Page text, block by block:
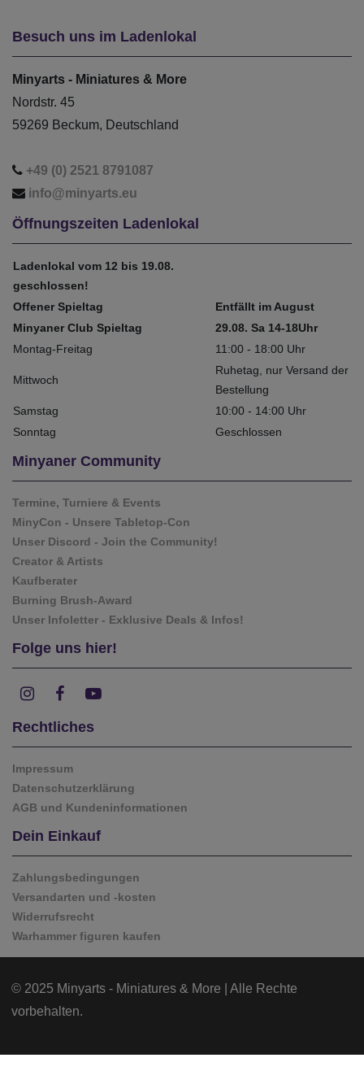
Besuch uns im Ladenlokal
Minyarts - Miniatures & More
Nordstr. 45
59269 Beckum, Deutschland
+49 (0) 2521 8791087
info@minyarts.eu
Öffnungszeiten Ladenlokal
Ladenlokal vom 12 bis 19.08.
geschlossen!
Offener Spieltag
Entfällt im August
Minyaner Club Spieltag
29.08. Sa 14-18Uhr
Montag-Freitag
11:00 - 18:00 Uhr
Mittwoch
Ruhetag, nur Versand der
Bestellung
Samstag
10:00 - 14:00 Uhr
Sonntag
Geschlossen
Minyaner Community
Termine, Turniere & Events
MinyCon - Unsere Tabletop-Con
Unser Discord - Join the Community!
Creator & Artists
Kaufberater
Burning Brush-Award
Unser Infoletter - Exklusive Deals & Infos!
Folge uns hier!
Rechtliches
Impressum
Datenschutzerklärung
AGB und Kundeninformationen
Dein Einkauf
Zahlungsbedingungen
Versandarten und -kosten
Widerrufsrecht
Warhammer figuren kaufen
© 2025 Minyarts - Miniatures & More | Alle Rechte
vorbehalten.